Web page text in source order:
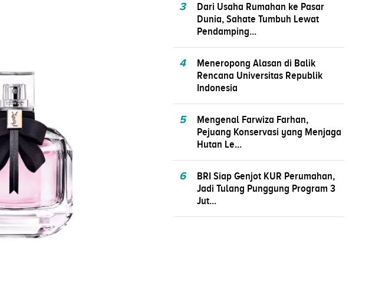
3
Dari Usaha Rumahan ke Pasar
Dunia, Sahate Tumbuh Lewat
Pendamping...
4
Meneropong Alasan di Balik
Rencana Universitas Republik
Indonesia
5
Mengenal Farwiza Farhan,
Pejuang Konservasi yang Menjaga
Hutan Le...
6
BRI Siap Genjot KUR Perumahan,
Jadi Tulang Punggung Program 3
Jut...